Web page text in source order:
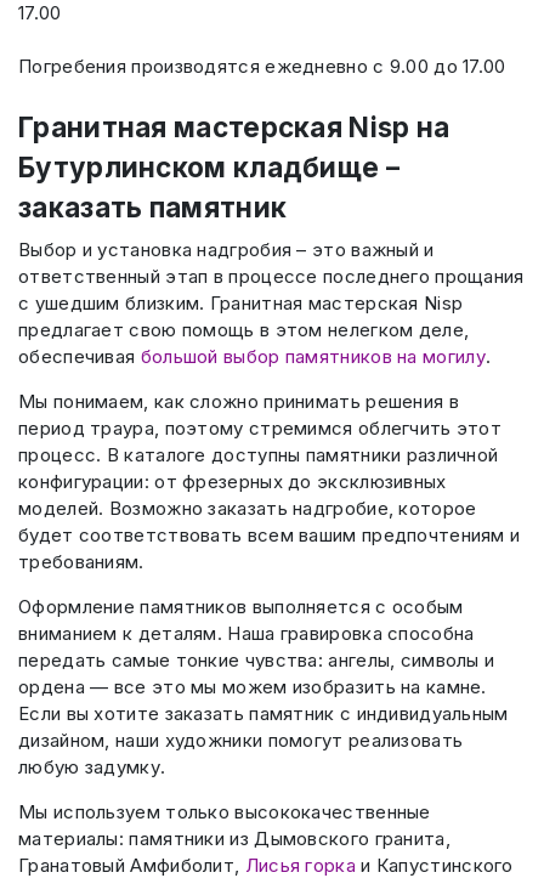
17.00
Погребения производятся ежедневно с 9.00 до 17.00
Гранитная мастерская Nisp на
Бутурлинском кладбище –
заказать памятник
Выбор и установка надгробия – это важный и
ответственный этап в процессе последнего прощания
с ушедшим близким. Гранитная мастерская Nisp
предлагает свою помощь в этом нелегком деле,
обеспечивая большой выбор памятников на могилу.
Мы понимаем, как сложно принимать решения в
период траура, поэтому стремимся облегчить этот
процесс. В каталоге доступны памятники различной
конфигурации: от фрезерных до эксклюзивных
моделей. Возможно заказать надгробие, которое
будет соответствовать всем вашим предпочтениям и
требованиям.
Оформление памятников выполняется с особым
вниманием к деталям. Наша гравировка способна
передать самые тонкие чувства: ангелы, символы и
ордена — все это мы можем изобразить на камне.
Если вы хотите заказать памятник с индивидуальным
дизайном, наши художники помогут реализовать
любую задумку.
Мы используем только высококачественные
материалы: памятники из Дымовского гранита,
Гранатовый Амфиболит, Лисья горка и Капустинского